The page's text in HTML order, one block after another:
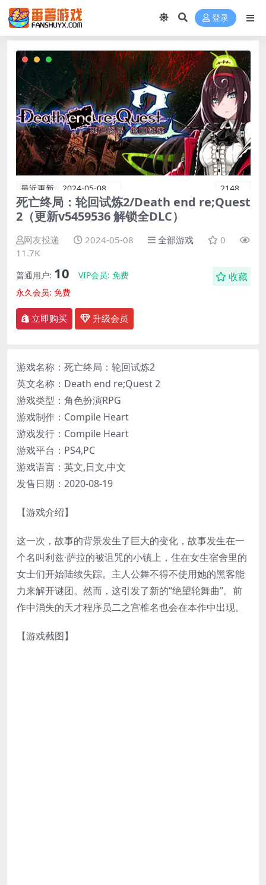
登录
最近更新 2024-05-08 2148
死亡终局：轮回试炼2/Death end re;Quest
2（更新v5459536 解锁全DLC）
网友投递 2024-05-08 全部游戏
0
11.7K
普通用户: 10 VIP会员: 免费
永久会员: 免费
收藏
立即购买 升级会员
游戏名称：死亡终局：轮回试炼2
英文名称：Death end re;Quest 2
游戏类型：角色扮演RPG
游戏制作：Compile Heart
游戏发行：Compile Heart
游戏平台：PS4,PC
游戏语言：英文,日文,中文
发售日期：2020-08-19
【游戏介绍】
这一次，故事的背景发生了巨大的变化，故事发生在一
个名叫利兹·萨拉的被诅咒的小镇上，住在女生宿舍里的
女士们开始陆续失踪。主人公舞不得不使用她的黑客能
力来解开谜团。然而，这引发了新的“绝望轮舞曲”。前
作中消失的天才程序员二之宫椎名也会在本作中出现。
【游戏截图】